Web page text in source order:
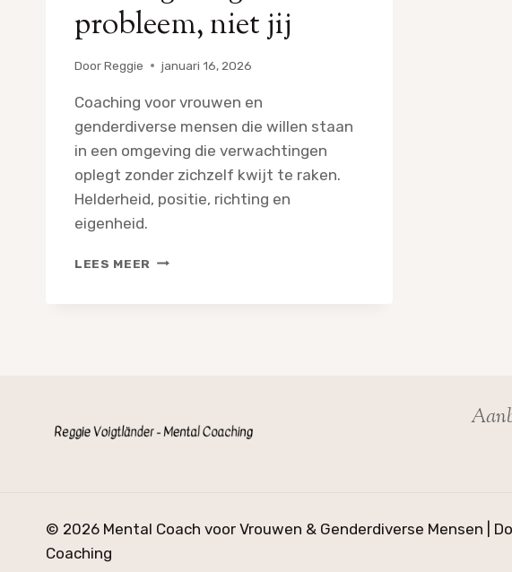
probleem, niet jij
DoorReggie januari 16, 2026
Coaching voor vrouwen en
genderdiverse mensen die willen staan
in een omgeving die verwachtingen
oplegt zonder zichzelf kwijt te raken.
Helderheid, positie, richting en
eigenheid.
LEES MEER DE
© 2026 Mental Coach voor Vrouwen & Genderdiverse Mensen |
Coaching